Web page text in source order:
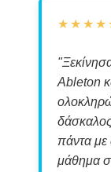
Ableton
πάντα με
μάθημα